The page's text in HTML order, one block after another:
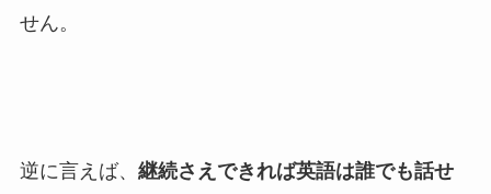
せん。
逆に言えば、 継続さえできれば英語は誰でも話せ